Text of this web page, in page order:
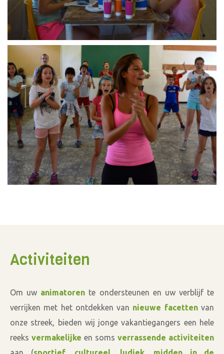
Activiteiten
Om uw animatoren te ondersteunen en uw verblijf te
verrijken met het ontdekken van nieuwe facettenvan
onze streek, bieden wij jonge vakantiegangers een hele
reeks vermakelijke en soms verrassende activiteiten